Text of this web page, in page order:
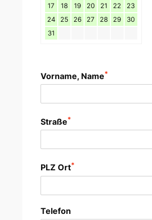
17
18 19 20 21 22
23
24
25 26 27 28 29
30
31
Vorname, Name*
Straße*
PLZ Ort*
Telefon